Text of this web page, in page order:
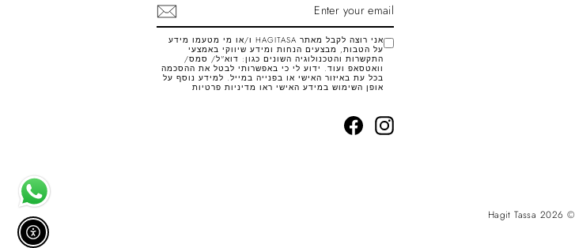
YOUR
EMAIL
אני רוצה לקבל מאתר HAGITASA ו/או מי מטעמו מידע
על הטבות, מבצעים הנחות ומידע שיווקי באמצעי
התקשרות והטכנולוגיה השונים כגון: דוא"ל/ סמס/
וואטסאפ ועוד. ידוע לי כי באפשרותי לבטל את ההסכמה
בכל עת באיזור האישי או בפנייה במייל. למידע נוסף על
אופן השימוש במידע האישי ראו מדיניות פרטיות
Instagram
Facebook
© 2026 Hagit Tassa
אפשר